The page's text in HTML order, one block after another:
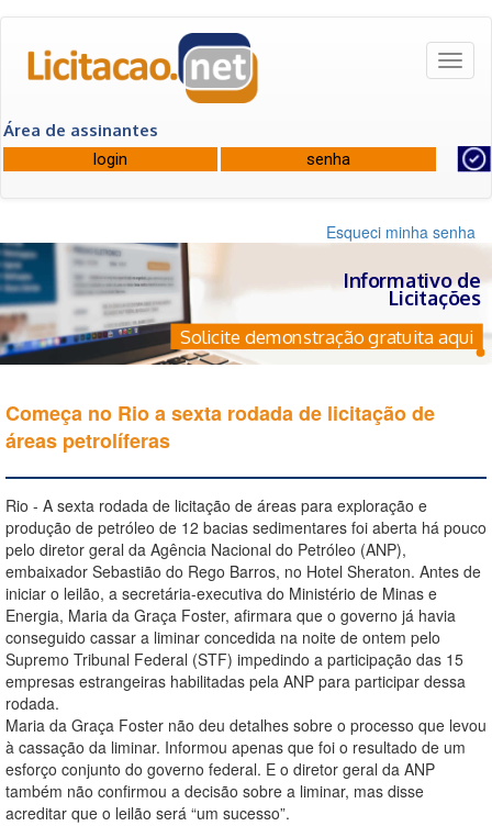
Área de assinantes
Esqueci minha senha
Informativo de
Licitações
Solicite demonstração gratuita aqui
Começa no Rio a sexta rodada de licitação de
áreas petrolíferas
Rio - A sexta rodada de licitação de áreas para exploração e
produção de petróleo de 12 bacias sedimentares foi aberta há pouco
pelo diretor geral da Agência Nacional do Petróleo (ANP),
embaixador Sebastião do Rego Barros, no Hotel Sheraton. Antes de
iniciar o leilão, a secretária-executiva do Ministério de Minas e
Energia, Maria da Graça Foster, afirmara que o governo já havia
conseguido cassar a liminar concedida na noite de ontem pelo
Supremo Tribunal Federal (STF) impedindo a participação das 15
empresas estrangeiras habilitadas pela ANP para participar dessa
rodada.
Maria da Graça Foster não deu detalhes sobre o processo que levou
à cassação da liminar. Informou apenas que foi o resultado de um
esforço conjunto do governo federal. E o diretor geral da ANP
também não confirmou a decisão sobre a liminar, mas disse
acreditar que o leilão será “um sucesso”.